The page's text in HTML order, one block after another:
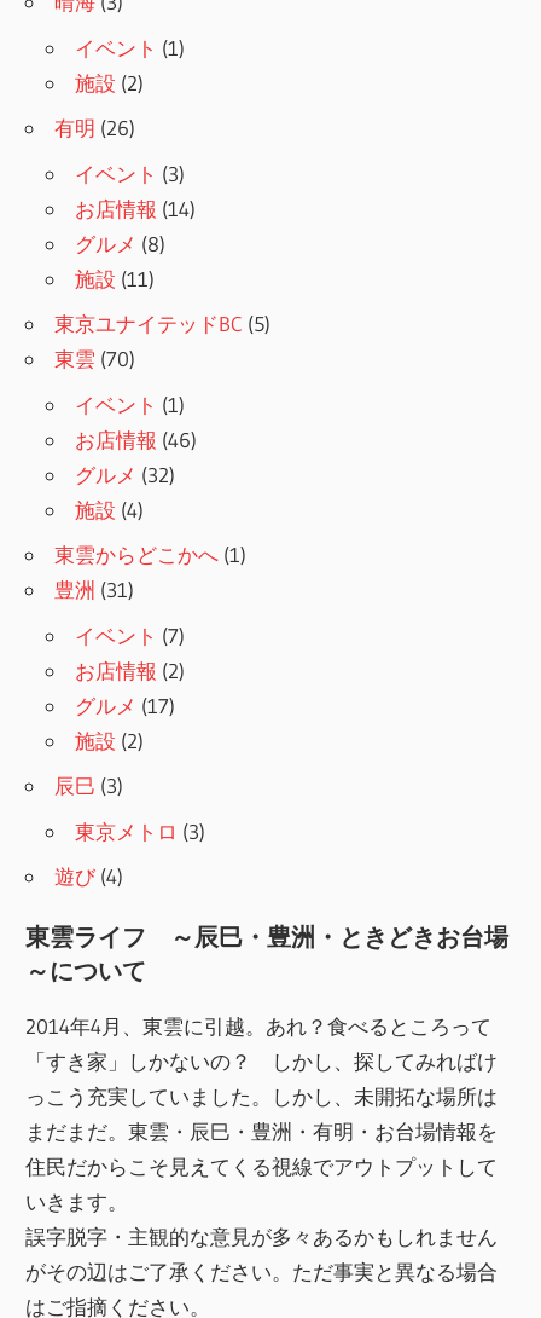
イベント (1)
施設 (2)
有明 (26)
イベント (3)
お店情報 (14)
グルメ (8)
施設 (11)
東京ユナイテッドBC (5)
東雲 (70)
イベント (1)
お店情報 (46)
グルメ (32)
施設 (4)
東雲からどこかへ (1)
豊洲 (31)
イベント (7)
お店情報 (2)
グルメ (17)
施設 (2)
辰巳 (3)
東京メトロ (3)
遊び (4)
東雲ライフ ～辰巳・豊洲・ときどきお台場
～について
2014年4月、東雲に引越。あれ？食べるところって
「すき家」しかないの？ しかし、探してみればけ
っこう充実していました。しかし、未開拓な場所は
まだまだ。東雲・辰巳・豊洲・有明・お台場情報を
住民だからこそ見えてくる視線でアウトプットして
いきます。
誤字脱字・主観的な意見が多々あるかもしれません
がその辺はご了承ください。ただ事実と異なる場合
はご指摘ください。